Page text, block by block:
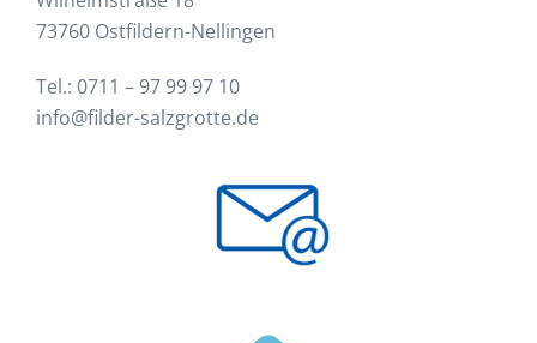
73760 Ostfildern-Nellingen
Tel.: 0711 – 97 99 97 10
info@filder-salzgrotte.de